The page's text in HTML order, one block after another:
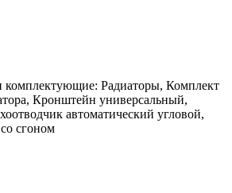
комплектующие: Радиаторы, Комплект
Кронштейн универсальный,
автоматический угловой,
сгоном